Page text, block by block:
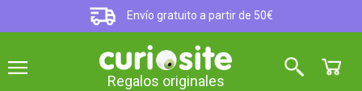
Envío gratuito a partir de 50€
Regalos originales